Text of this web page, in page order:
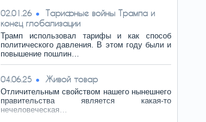
02.01.26
Тарифные войны Трампа и
конец глобализации
Трамп использовал тарифы и как способ
политического давления. В этом году были и
повышение пошлин…
04.06.25 Живой товар
Отличительным свойством нашего нынешнего
правительства является какая-то
нечеловеческая…